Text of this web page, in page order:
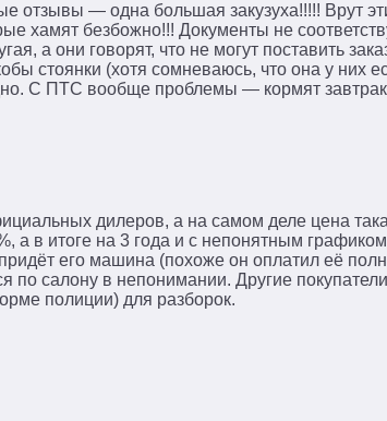
отзывы — одна большая закузуха!!!!! Врут
хамят безбожно!!! Документы не
а они говорят, что не могут поставить
стоянки (хотя сомневаюсь, что она у них
С ПТС вообще проблемы — кормят
дилеров, а на самом деле цена
а в итоге на 3 года и с непонятным
его машина (похоже он оплатил её
по салону в непонимании. Другие
полиции) для разборок.